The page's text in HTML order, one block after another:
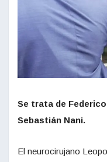
Se trata de
Sebastián Nani.
El neurocirujano